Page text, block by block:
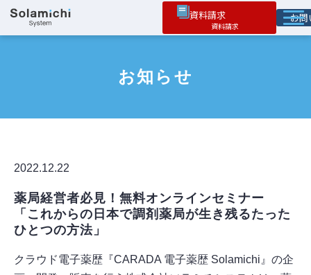
資料請求 お
サービス
お知らせ
2022.12.22
薬局経営者必見！無料オンラインセミナー
「これからの日本で調剤薬局が生き残るたった
ひとつの方法」
クラウド電子薬歴『CARADA 電子薬歴 Solamichi』の企